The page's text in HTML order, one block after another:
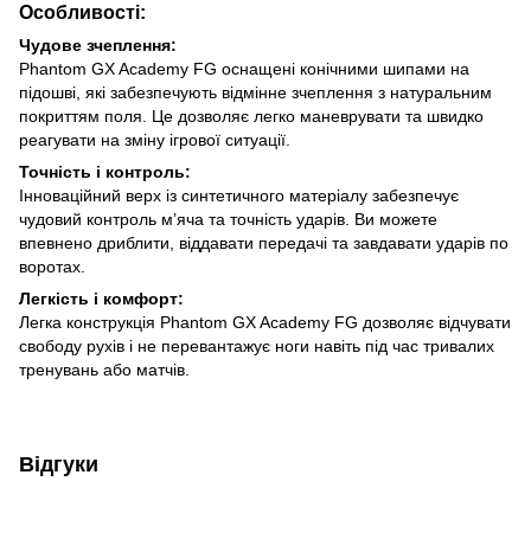
Особливості:
Чудове зчеплення:
Phantom GX Academy FG оснащені конічними шипами на
підошві, які забезпечують відмінне зчеплення з натуральним
покриттям поля. Це дозволяє легко маневрувати та швидко
реагувати на зміну ігрової ситуації.
Точність і контроль:
Інноваційний верх із синтетичного матеріалу забезпечує
чудовий контроль м’яча та точність ударів. Ви можете
впевнено дриблити, віддавати передачі та завдавати ударів по
воротах.
Легкість і комфорт:
Легка конструкція Phantom GX Academy FG дозволяє відчувати
свободу рухів і не перевантажує ноги навіть під час тривалих
тренувань або матчів.
Відгуки